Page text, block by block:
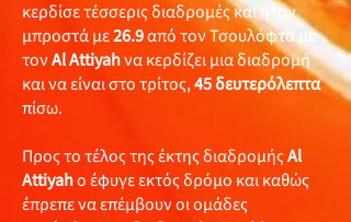
κερδίσε τέσσερις διαδρομές και ήταν
μπροστά με26.9από τον Τσουλόφτα με
τονAl Attiyahνα κερδίζει μια διαδρομή
και να είναι στο τρίτος,45δευτερόλεπτα
πίσω.
Προς το τέλος της έκτης διαδρομήςAl
Attiyahο έφυγε εκτός δρόμο και καθώς
έπρεπε να επέμβουν οι ομάδες